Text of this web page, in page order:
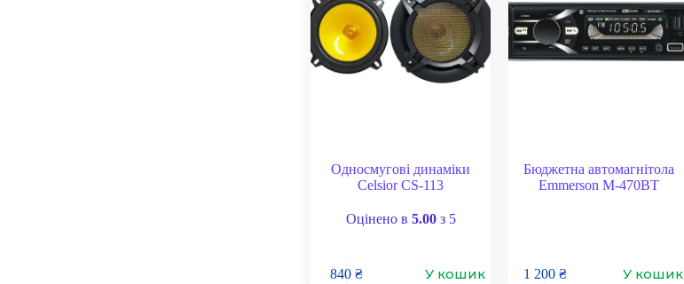
Односмугові динаміки
Celsior CS-113
Оцінено в 5.00з 5
840₴ У кошик
Бюджетна автомагнітола
Emmerson M-470BT
1 200 ₴ У кошик